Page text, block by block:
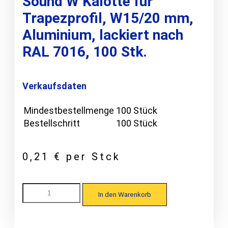
Trapezprofil, W15/20 mm,
Aluminium, lackiert nach
RAL 7016, 100 Stk.
Verkaufsdaten
Mindestbestellmenge 100 Stück
Bestellschritt
100 Stück
0,21 € per Stck
Hipertec
Dach
In den Warenkorb